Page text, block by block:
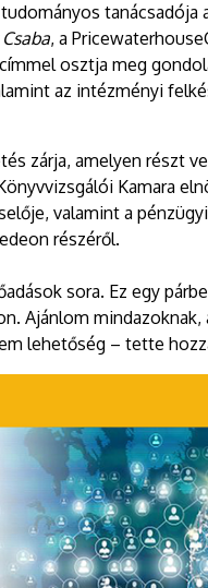
, a
osztja meg
az intézményi
zárja, amelyen részt
Kamara
valamint a
részéről.
sora. Ez egy
Ajánlom
lehetőség – tette